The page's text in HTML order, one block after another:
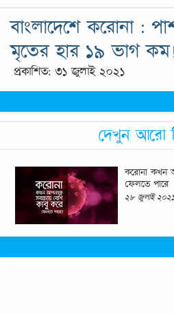
বাংলাদেশে করোনা :
মৃতের হার ১৯ ভাগ কম!
প্রকাশিত: ৩১ জুলাই ২০২১
দেখুন আরো
করোনা কখন
ফেলতে পারে
২৮ জুলাই ২০২১